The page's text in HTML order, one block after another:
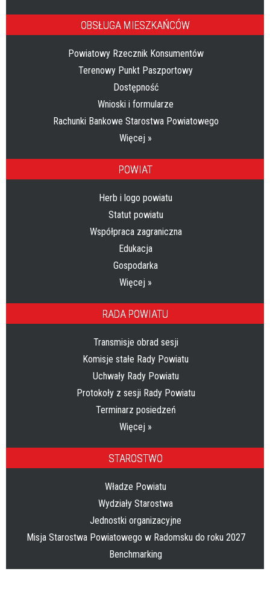
OBSŁUGA MIESZKAŃCÓW
Powiatowy Rzecznik Konsumentów
Terenowy Punkt Paszportowy
Dostępność
Wnioski i formularze
Rachunki Bankowe Starostwa Powiatowego
Więcej »
POWIAT
Herb i logo powiatu
Statut powiatu
Współpraca zagraniczna
Edukacja
Gospodarka
Więcej »
RADA POWIATU
Transmisje obrad sesji
Komisje stałe Rady Powiatu
Uchwały Rady Powiatu
Protokoły z sesji Rady Powiatu
Terminarz posiedzeń
Więcej »
STAROSTWO
Władze Powiatu
Wydziały Starostwa
Jednostki organizacyjne
Misja Starostwa Powiatowego w Radomsku do roku 2027
Benchmarking